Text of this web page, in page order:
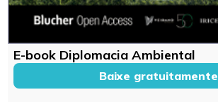
E-book Diplomacia Ambiental
Baixe gratuitamente